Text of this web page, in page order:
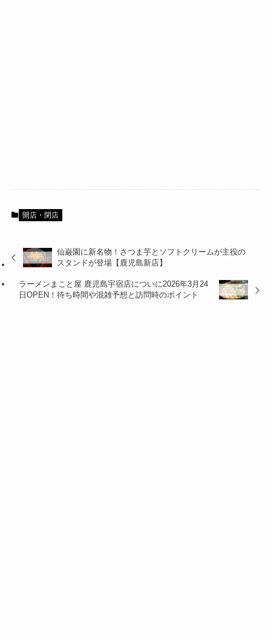
開店・閉店
仙巌園に新名物！さつま芋とソフトクリームが主役の
スタンドが登場【鹿児島新店】
ラーメンまこと屋 鹿児島宇宿店についに2026年3月24
日OPEN！待ち時間や混雑予想と訪問時のポイント